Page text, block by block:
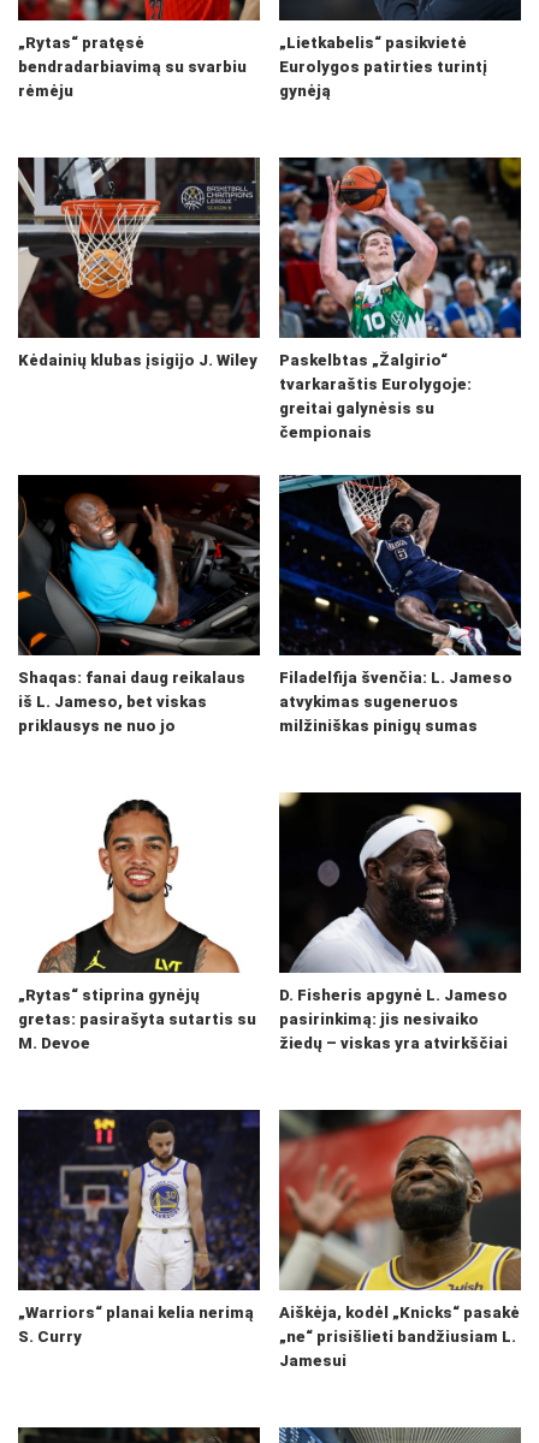
„Rytas“ pratęsė
bendradarbiavimą su svarbiu
rėmėju
„Lietkabelis“ pasikvietė
Eurolygos patirties turintį
gynėją
Kėdainių klubas įsigijo J. Wiley
Paskelbtas „Žalgirio“
tvarkaraštis Eurolygoje:
greitai galynėsis su
čempionais
Shaqas: fanai daug reikalaus
iš L. Jameso, bet viskas
priklausys ne nuo jo
Filadelfija švenčia: L. Jameso
atvykimas sugeneruos
milžiniškas pinigų sumas
„Rytas“ stiprina gynėjų
gretas: pasirašyta sutartis su
M. Devoe
D. Fisheris apgynė L. Jameso
pasirinkimą: jis nesivaiko
žiedų – viskas yra atvirkščiai
„Warriors“ planai kelia nerimą
S. Curry
Aiškėja, kodėl „Knicks“ pasakė
„ne“ prisišlieti bandžiusiam L.
Jamesui